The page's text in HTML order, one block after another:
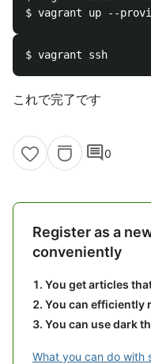
これで完了です
comment0
Register as a
conveniently
You get articles
You can efficiently
You can use dark
What you can do with